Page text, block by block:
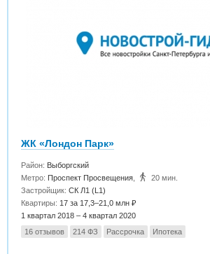
ЖК «Лондон Парк»
Район: Выборгский
Метро: Проспект Просвещения
20 мин.
Застройщик:СК Л1 (L1)
Квартиры: 17 за 17,3–21,0 млн ₽
1 квартал 2018 – 4 квартал 2020
16 отзывов
214 ФЗ Рассрочка Ипотека